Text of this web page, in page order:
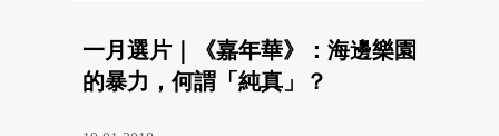
一月選片｜《嘉年華》：海邊樂園
的暴力，何謂「純真」？